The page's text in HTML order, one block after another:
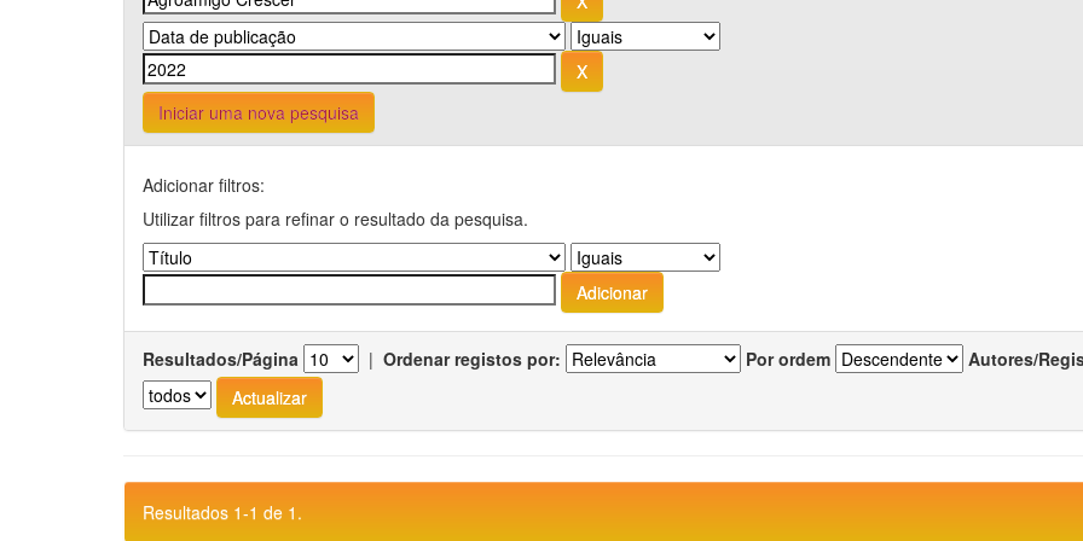
Iniciar uma nova pesquisa
Adicionar filtros:
Utilizar filtros para refinar o resultado da pesquisa.
Resultados/Página | Ordenar registos por: Por ordem Autores/
Resultados 1-1 de 1.